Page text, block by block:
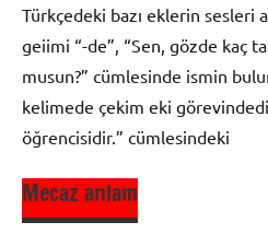
Türkçedeki bazı eklerin sesleri
geiimi “-de”, “Sen, gözde kaç
musun?” cümlesinde ismin
kelimede çekim eki
öğrencisidir.” cümlesindeki
9. Sınıf
Mecaz anlam